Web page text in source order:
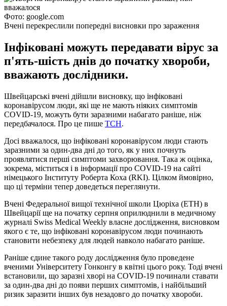
Фото: google.com
Вчені перекреслили попередні висновки про зараження
Інфіковані можуть передавати вірус за
п'ять-шість днів до початку хвороби,
вважають дослідники.
Швейцарські вчені дійшли висновку, що інфіковані
коронавірусом люди, які ще не мають ніяких симптомів
COVID-19, можуть бути заразними набагато раніше, ніж
передбачалося. Про це пише ТСН.
Досі вважалося, що інфіковані коронавірусом люди стають
заразними за один-два дні до того, як у них почнуть
проявлятися перші симптоми захворювання. Така ж оцінка,
зокрема, міститься і в інформації про COVID-19 на сайті
німецького Інституту Роберта Коха (RKI). Цілком ймовірно,
що ці терміни тепер доведеться переглянути.
Вчені Федеральної вищої технічної школи Цюріха (ETH) в
Швейцарії ще на початку серпня оприлюднили в медичному
журналі Swiss Medical Weekly власне дослідження, висновком
якого є те, що інфіковані коронавірусом люди починають
становити небезпеку для людей навколо набагато раніше.
Раніше єдине такого роду дослідження було проведене
вченими Університету Гонконгу в квітні цього року. Тоді вчені
встановили, що заразні хворі на COVID-19 починали ставати
за один-два дні до появи перших симптомів, і найбільший
ризик заразити інших був незадовго до початку хвороби.